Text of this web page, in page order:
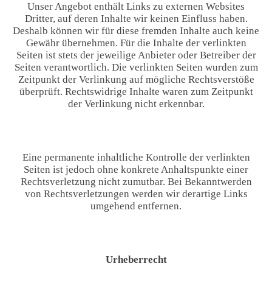
Unser Angebot enthält Links zu externen Websites
Dritter, auf deren Inhalte wir keinen Einfluss haben.
Deshalb können wir für diese fremden Inhalte auch keine
Gewähr übernehmen. Für die Inhalte der verlinkten
Seiten ist stets der jeweilige Anbieter oder Betreiber der
Seiten verantwortlich. Die verlinkten Seiten wurden zum
Zeitpunkt der Verlinkung auf mögliche Rechtsverstöße
überprüft. Rechtswidrige Inhalte waren zum Zeitpunkt
der Verlinkung nicht erkennbar.
Eine permanente inhaltliche Kontrolle der verlinkten
Seiten ist jedoch ohne konkrete Anhaltspunkte einer
Rechtsverletzung nicht zumutbar. Bei Bekanntwerden
von Rechtsverletzungen werden wir derartige Links
umgehend entfernen.
Urheberrecht